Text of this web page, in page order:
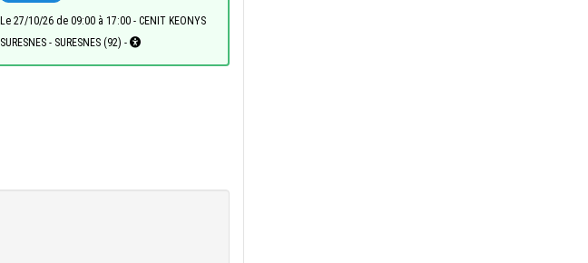
le 27/10/26 de 09:00 à 17:00 - CENIT KEONYS
SURESNES - SURESNES (92) -